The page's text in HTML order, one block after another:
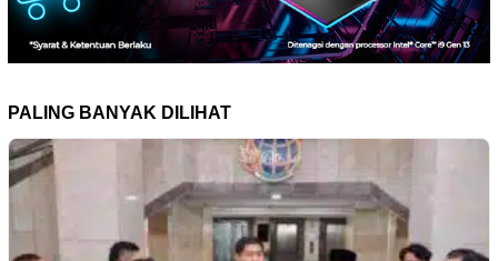
PALING BANYAK DILIHAT